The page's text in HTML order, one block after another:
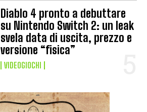
Diablo 4 pronto a debuttare
su Nintendo Switch 2: un leak
svela data di uscita, prezzo e
versione “fisica”
VIDEOGIOCHI